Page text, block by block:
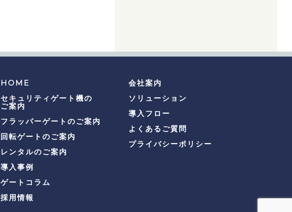
HOME
セキュリティゲート機の
ご案内
フラッパーゲートのご案内
回転ゲートのご案内
レンタルのご案内
導入事例
ゲートコラム
採用情報
会社案内
ソリューション
導入フロー
よくあるご質問
プライバシーポリシー